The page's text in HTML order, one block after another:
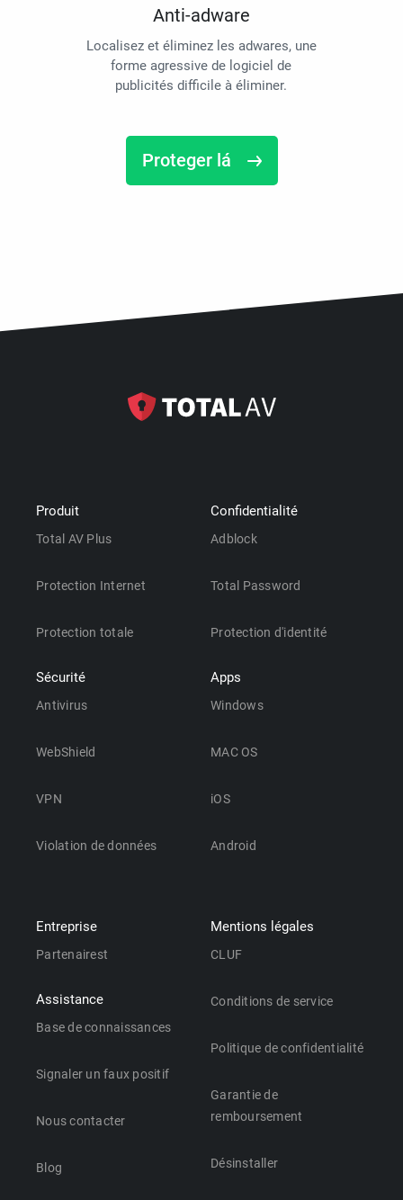
Anti-adware
Localisez et éliminez les adwares, une
forme agressive de logiciel de
publicités difficile à éliminer.
Proteger lá
Produit
Total AV Plus
Protection Internet
Protection totale
Sécurité
Antivirus
WebShield
VPN
Violation de données
Confidentialité
Adblock
Total Password
Protection d'identité
Apps
Windows
MAC OS
iOS
Android
Entreprise
Partenairest
Assistance
Base de connaissances
Signaler un faux positif
Nous contacter
Blog
Mentions légales
CLUF
Conditions de service
Politique de confidentialité
Garantie de
remboursement
Désinstaller